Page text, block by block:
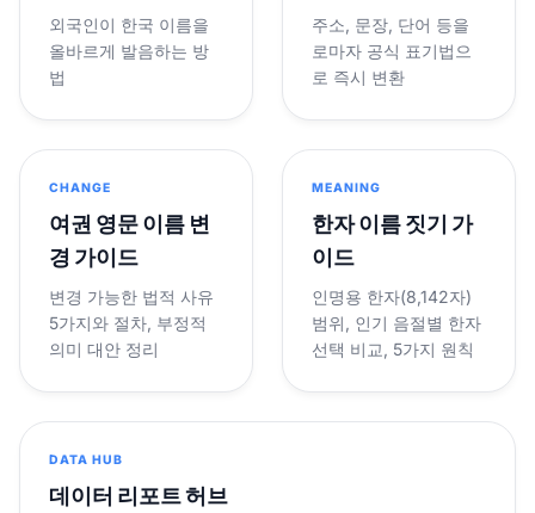
외국인이 한국 이름을
올바르게 발음하는 방
법
주소, 문장, 단어 등을
로마자 공식 표기법으
로 즉시 변환
CHANGE
여권 영문 이름 변
경 가이드
변경 가능한 법적 사유
5가지와 절차, 부정적
의미 대안 정리
MEANING
한자 이름 짓기 가
이드
인명용 한자(8,142자)
범위, 인기 음절별 한자
선택 비교, 5가지 원칙
DATA HUB
데이터 리포트 허브